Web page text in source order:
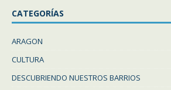
CATEGORÍAS
ARAGON
CULTURA
DESCUBRIENDO NUESTROS BARRIOS